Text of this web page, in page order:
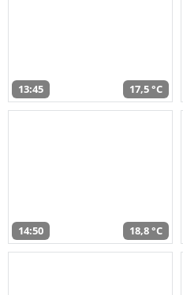
13:45 17,5 °C
14:50 18,8 °C